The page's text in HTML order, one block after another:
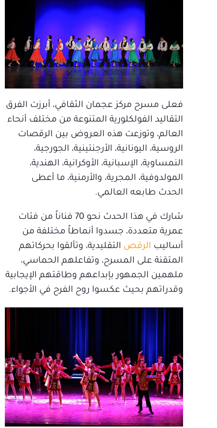
فعلى مسرح مركز عجمان الثقافي، أبرزت الفرق
التقاليد الفولكلورية المتنوعة من مختلف أنحاء
العالم، وتوزعت هذه العروض بين الرقصات
الروسية، اليونانية، الأرجنتينية، الجورجية،
النمساوية، الإسبانية، الأوكرانية، الهندية،
المولدوفية، المجرية، والأرمنية، ما أعطى
الحدث طابعه العالمي.
شارك في هذا الحدث نحو 70 فناناً من فئات
عمرية متعددة، جسدوا أنماطاً مختلفة من
أساليب الرقص التقليدية، وتألقوا بحركاتهم
المتقنة على المسرح، وتفاعلهم الحماسي،
ملهمين الجمهور بإبداعهم وطاقتهم الإيجابية
وقدراتهم بحيث عكسوا روح الفرح في الأجواء.